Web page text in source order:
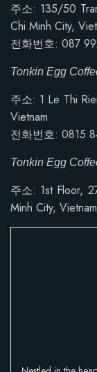
주소: 135/50
Chi Minh City,
전화번호: 087
Tonkin Egg
주소: 1 Le Thi
Vietnam
전화번호: 0815
Tonkin Egg
주소: 1st Floor,
Minh City, Vietnam